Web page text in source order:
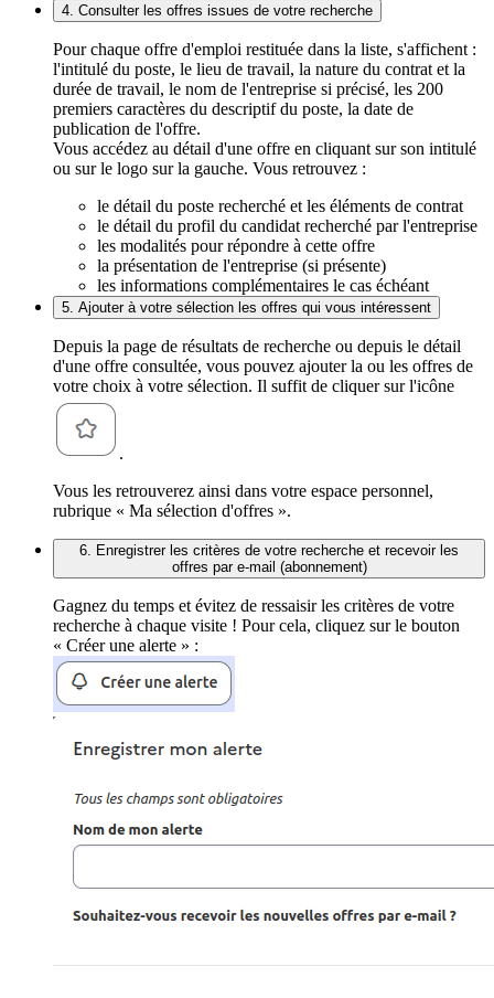
4. Consulter les offres issues de votre recherche
Pour chaque offre d'emploi restituée dans la liste, s'affichent :
l'intitulé du poste, le lieu de travail, la nature du contrat et la
durée de travail, le nom de l'entreprise si précisé, les 200
premiers caractères du descriptif du poste, la date de
publication de l'offre.
Vous accédez au détail d'une offre en cliquant sur son intitulé
ou sur le logo sur la gauche. Vous retrouvez :
le détail du poste recherché et les éléments de contrat
le détail du profil du candidat recherché par l'entreprise
les modalités pour répondre à cette offre
la présentation de l'entreprise (si présente)
les informations complémentaires le cas échéant
5. Ajouter à votre sélection les offres qui vous intéressent
Depuis la page de résultats de recherche ou depuis le détail
d'une offre consultée, vous pouvez ajouter la ou les offres de
votre choix à votre sélection. Il suffit de cliquer sur l'icône
.
Vous les retrouverez ainsi dans votre espace personnel,
rubrique « Ma sélection d'offres ».
6. Enregistrer les critères de votre recherche et recevoir les
offres par e-mail (abonnement)
Gagnez du temps et évitez de ressaisir les critères de votre
recherche à chaque visite ! Pour cela, cliquez sur le bouton
« Créer une alerte » :